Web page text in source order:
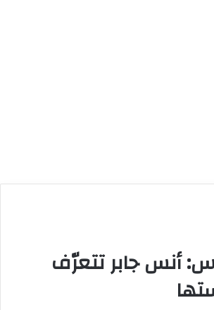
أنس جابر تتعرّف